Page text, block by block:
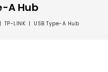
A Hub
TP-LINK USB Type-A Hub